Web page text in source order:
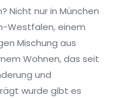
Nicht nur in München
Westfalen,einem
Mischung aus
Wohnen, das seit
und
wurde gibt es